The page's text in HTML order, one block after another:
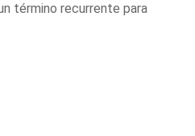
término recurrente para